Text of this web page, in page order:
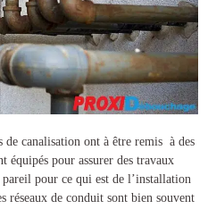
de canalisation ont à être remis à des
équipés pour assurer des travaux
pareil pour ce qui est de l’installation
réseaux de conduit sont bien souvent